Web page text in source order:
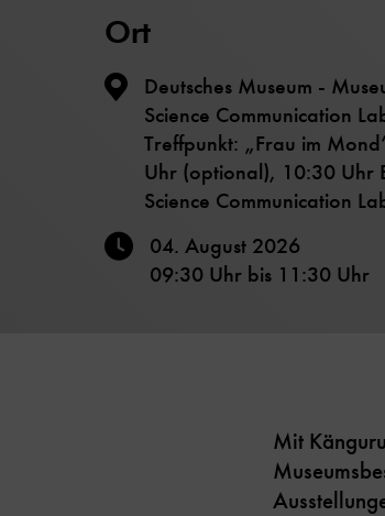
Ort
Deutsches Museum -
Science Communication
Treffpunkt: „Frau im
Uhr (optional), 10:30 Uhr
Science Communication
04. August 2026
09:30 Uhr bis 11:30 Uhr
Mit